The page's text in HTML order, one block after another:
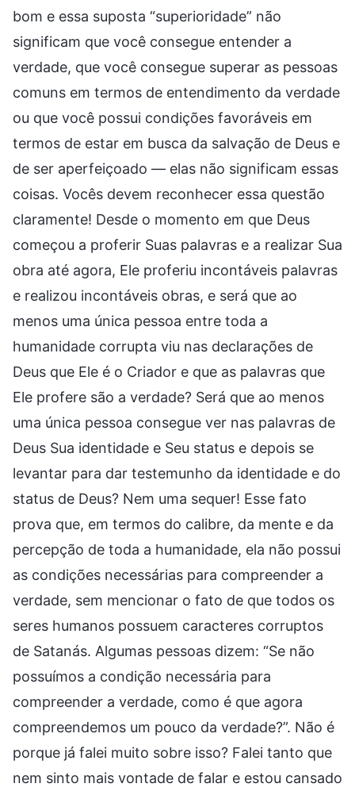
bom e essa suposta “superioridade” não
significam que você consegue entender a
verdade, que você consegue superar as pessoas
comuns em termos de entendimento da verdade
ou que você possui condições favoráveis em
termos de estar em busca da salvação de Deus e
de ser aperfeiçoado — elas não significam essas
coisas. Vocês devem reconhecer essa questão
claramente! Desde o momento em que Deus
começou a proferir Suas palavras e a realizar Sua
obra até agora, Ele proferiu incontáveis palavras
e realizou incontáveis obras, e será que ao
menos uma única pessoa entre toda a
humanidade corrupta viu nas declarações de
Deus que Ele é o Criador e que as palavras que
Ele profere são a verdade? Será que ao menos
uma única pessoa consegue ver nas palavras de
Deus Sua identidade e Seu status e depois se
levantar para dar testemunho da identidade e do
status de Deus? Nem uma sequer! Esse fato
prova que, em termos do calibre, da mente e da
percepção de toda a humanidade, ela não possui
as condições necessárias para compreender a
verdade, sem mencionar o fato de que todos os
seres humanos possuem caracteres corruptos
de Satanás. Algumas pessoas dizem: “Se não
possuímos a condição necessária para
compreender a verdade, como é que agora
compreendemos um pouco da verdade?”. Não é
porque já falei muito sobre isso? Falei tanto que
nem sinto mais vontade de falar e estou cansado